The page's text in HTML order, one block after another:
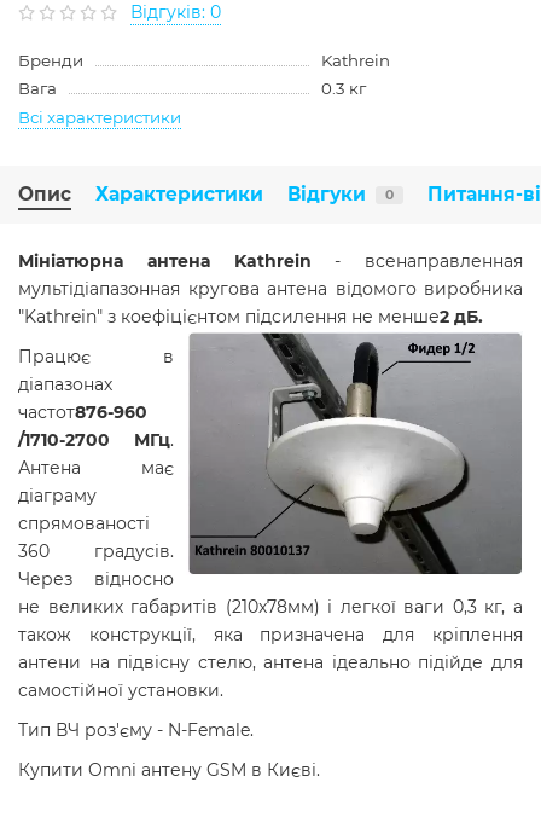
Відгуків: 0
Бренди
Kathrein
Вага
0.3 кг
Всі характеристики
Опис Характеристики Відгуки 0 Питання-
Мініатюрна антена Kathrein - всенаправленная
мультідіапазонная кругова антена відомого виробника
"Kathrein" з коефіцієнтом підсилення не менше2 дБ.
Працює в
діапазонах
частот876-960
/1710-2700 МГц.
Антена має
діаграму
спрямованості
360 градусів.
Через відносно
не великих габаритів (210x78мм) і легкої ваги 0,3 кг, а
також конструкції, яка призначена для кріплення
антени на підвісну стелю, антена ідеально підійде для
самостійної установки.
Тип ВЧ роз'єму - N-Female.
Купити Omni антену GSM в Києві.